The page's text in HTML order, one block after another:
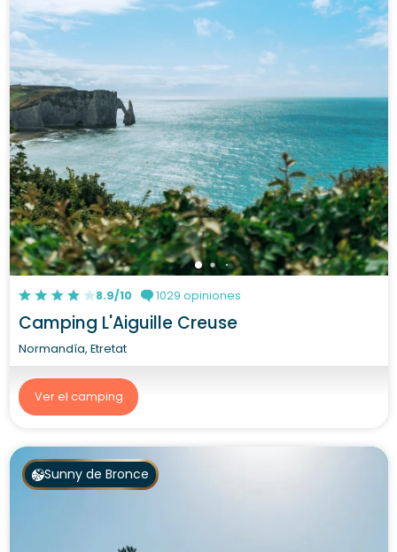
8.9/10 1029 opiniones
Camping L'Aiguille Creuse
Normandía, Etretat
Ver el camping
Sunny de Bronce